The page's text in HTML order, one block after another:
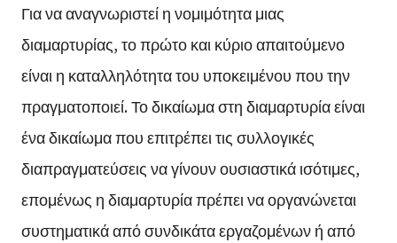
Για να αναγνωριστεί η νομιμότητα μιας
διαμαρτυρίας, το πρώτο και κύριο απαιτούμενο
είναι η καταλληλότητα του υποκειμένου που την
πραγματοποιεί. Το δικαίωμα στη διαμαρτυρία είναι
ένα δικαίωμα που επιτρέπει τις συλλογικές
διαπραγματεύσεις να γίνουν ουσιαστικά ισότιμες,
επομένως η διαμαρτυρία πρέπει να οργανώνεται
συστηματικά από συνδικάτα εργαζομένων ή από